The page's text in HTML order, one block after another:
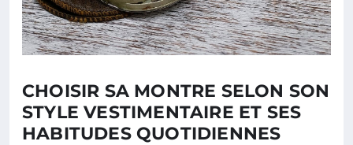
CHOISIR SA MONTRE SELON SON
STYLE VESTIMENTAIRE ET SES
HABITUDES QUOTIDIENNES